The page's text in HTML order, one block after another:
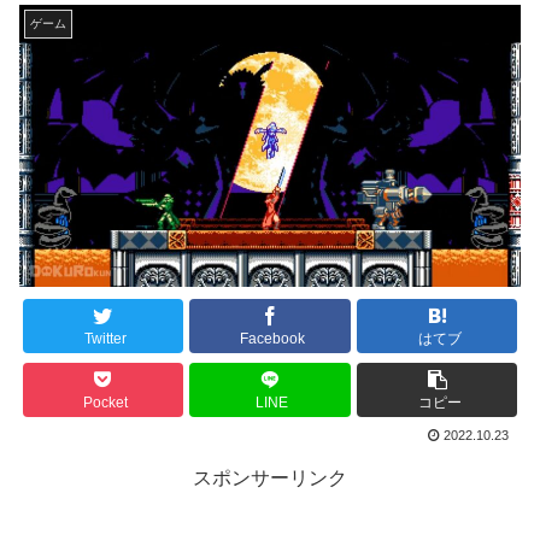
ゲーム
Twitter Facebook はてブ
Pocket LINE コピー
2022.10.23
スポンサーリンク